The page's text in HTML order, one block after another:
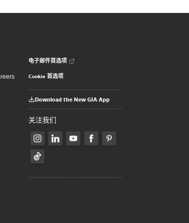
电子邮件首选项
Cookie 首选项
Download the New GIA App
关注我们